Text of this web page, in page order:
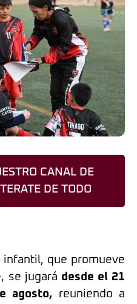
CANAL DE
DE TODO
que promueve
se jugará desde el 21
agosto, reuniendo a